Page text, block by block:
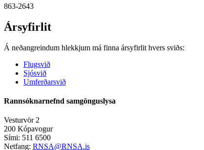
863-2643
Ársyfirlit
Á neðangreindum hlekkjum má finna ársyfirlit hvers sviðs:
Flugsvið
Sjósvið
Umferðarsvið
Rannsóknarnefnd samgönguslysa
Vesturvör 2
200 Kópavogur
Sími: 511 6500
Netfang: RNSA@RNSA.is